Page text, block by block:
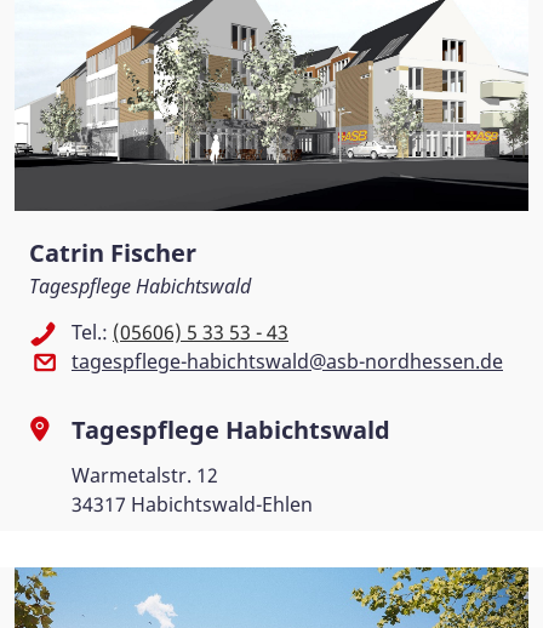
Catrin Fischer
Tagespflege Habichtswald
Tel.: (05606) 5 33 53 - 43
tagespflege-habichtswald@asb-nordhessen.de
Tagespflege Habichtswald
Warmetalstr. 12
34317 Habichtswald-Ehlen